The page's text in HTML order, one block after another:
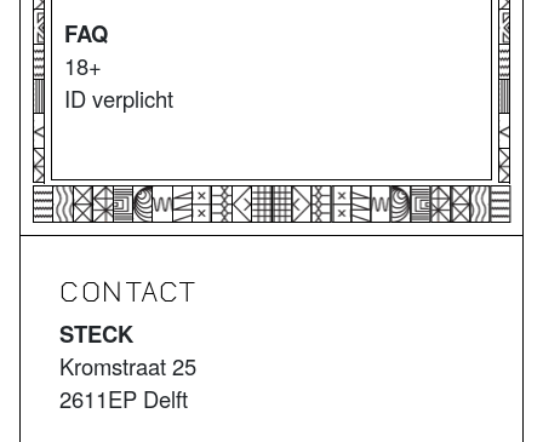
FAQ
18+
ID verplicht
CONTACT
STECK
Kromstraat 25
2611EP Delft